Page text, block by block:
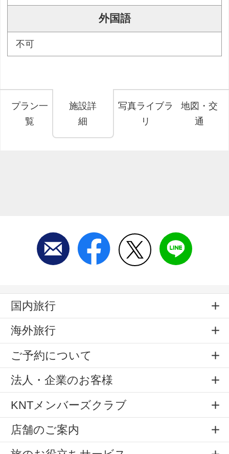
外国語
不可
プラン一
覧
施設詳
細
写真ライブラ
リ
地図・交
通
国内旅行
海外旅行
ご予約について
法人・企業のお客様
KNTメンバーズクラブ
店舗のご案内